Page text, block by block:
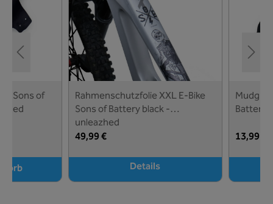
Sons of
Rahmenschutzfolie XXL E-Bike
Sons of Battery black -
unleazhed
49,99 €
Details
Battery
13,99 €